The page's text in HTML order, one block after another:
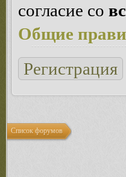
согласие со
Общие
Регистрация
Список форумов